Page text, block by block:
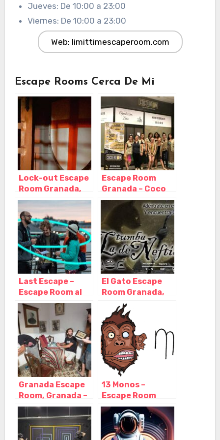
Jueves: De 10:00 a 23:00
Viernes: De 10:00 a 23:00
Web: limittimescaperoom.com
Escape Rooms Cerca De Mi
Lock-out Escape
Room Granada,
Granada –
Granada
Escape Room
Granada – Coco
Room – CC
Neptuno,
Granada –
Granada
Last Escape –
Escape Room al
Aire Libre en
Granada,
Granada –
Granada
El Gato Escape
Room Granada,
Granada –
Granada
Granada Escape
Room, Granada –
Granada
13 Monos –
Escape Room
Granada,
Granada –
Granada